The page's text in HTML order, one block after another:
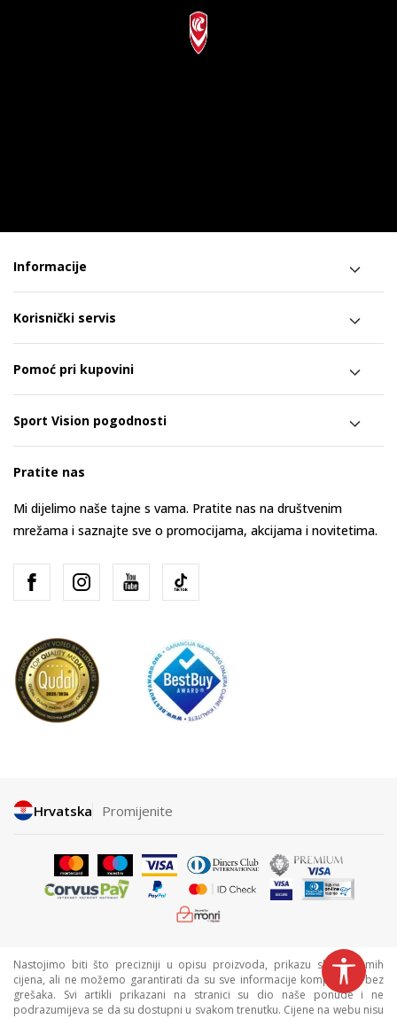
Informacije
Korisnički servis
Pomoć pri kupovini
Sport Vision pogodnosti
Pratite nas
Mi dijelimo naše tajne s vama. Pratite nas na društvenim
mrežama i saznajte sve o promocijama, akcijama i novitetima.
Hrvatska Promijenite
Nastojimo biti što precizniji u opisu proizvoda, prikazu slika i samih
cijena, ali ne možemo garantirati da su sve informacije kompletne i bez
grešaka. Svi artikli prikazani na stranici su dio naše ponude i ne
podrazumijeva se da su dostupni u svakom trenutku. Cijene na webu nisu